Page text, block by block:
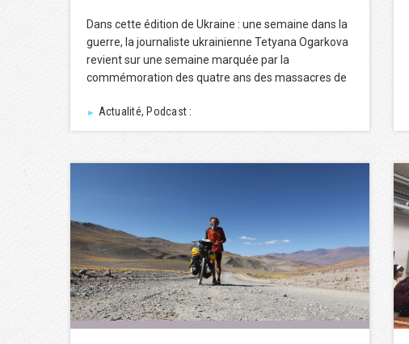
Dans cette édition de Ukraine : une semaine dans la
guerre, la journaliste ukrainienne Tetyana Ogarkova
revient sur une semaine marquée par la
commémoration des quatre ans des massacres de
► Actualité, Podcast :